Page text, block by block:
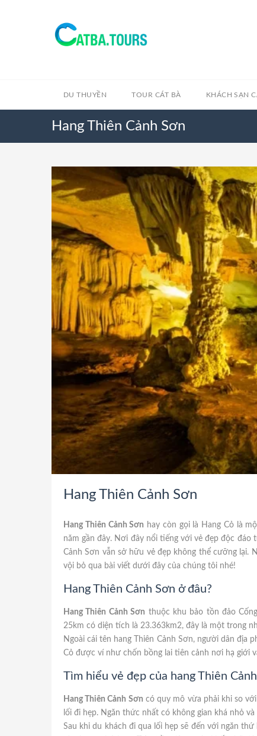
DU THUYỀN TOUR CÁT BÀ KHÁCH SẠN
Hang Thiên Cảnh Sơn
Hang Thiên Cảnh Sơn
Hang Thiên Cảnh Sơn hay còn gọi là Hang Cỏ là
năm gần đây. Nơi đây nổi tiếng với vẻ đẹp độc
Cảnh Sơn vẫn sở hữu vẻ đẹp không thể cưỡng lại.
vội bỏ qua bài viết dưới đây của chúng tôi nhé!
Hang Thiên Cảnh Sơn ở đâu?
Hang Thiên Cảnh Sơn thuộc khu bảo tồn đảo
25km có diện tích là 23.363km2, đây là một trong
Ngoài cái tên hang Thiên Cảnh Sơn, người dân địa
Cỏ được ví như chốn bồng lai tiên cảnh nơi hạ giới
Tìm hiểu vẻ đẹp của hang Thiên
Hang Thiên Cảnh Sơn có quy mô vừa phải khi so
lối đi hẹp. Ngăn thức nhất có không gian khá nhỏ
Sau khi du khách đi qua lối hẹp sẽ đến với ngăn